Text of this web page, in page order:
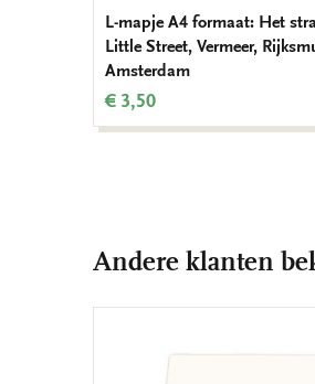
L-mapje A4 formaat: Het
Little Street, Vermeer,
Amsterdam
€ 3,50
Andere klanten